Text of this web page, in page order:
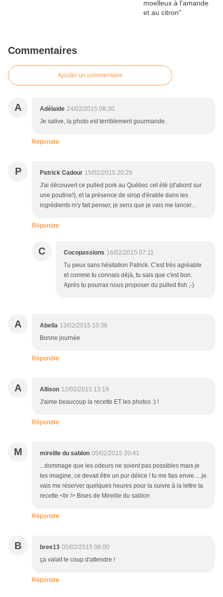
Commentaires
Ajouter un commentaire
A Adélaïde 24/02/2015 08:30
Je salive, la photo est terriblement gourmande.
Répondre
P Patrick Cadour 15/02/2015 20:29
J'ai découvert ce pulled pork au Québec cet été (d'abord sur
une poutine!), et la présence de sirop d'érable dans les
ingrédients m'y fait penser, je sens que je vais me lancer...
Répondre
C Cocopassions 16/02/2015 07:11
Tu peux sans hésitation Patrick. C'est très agréable
et comme tu connais déjà, tu sais que c'est bon.
Après tu pourras nous proposer du pulled fish ;-)
A Abella 13/02/2015 10:36
Bonne journée
Répondre
A Allison 12/02/2015 13:19
J'aime beaucoup la recette ET les photos :) !
Répondre
M mireille du sablon 05/02/2015 20:41
...dommage que les odeurs ne soient pas possibles mais je
les imagine, ce devait être un pur délice ! tu me fais envie.....je
vais me réserver quelques heures pour la suivre à la lettre ta
recette.<br /> Bises de Mireille du sablon
Répondre
B bree13 05/02/2015 06:00
ça valait le coup d'attendre !
Répondre